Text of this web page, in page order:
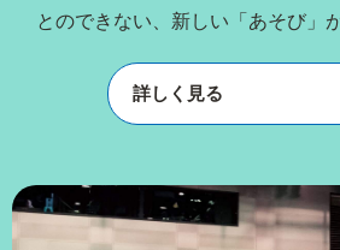
とのできない、新しい「あそび」
詳しく見る